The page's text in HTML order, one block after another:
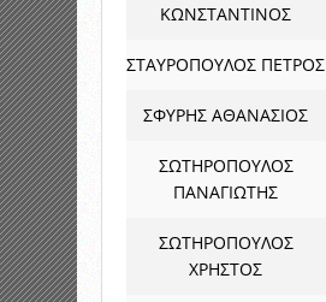
ΚΩΝΣΤΑΝΤΙΝΟΣ
ΣΤΑΥΡΟΠΟΥΛΟΣ ΠΕΤΡΟΣ
ΣΦΥΡΗΣ ΑΘΑΝΑΣΙΟΣ
ΣΩΤΗΡΟΠΟΥΛΟΣ
ΠΑΝΑΓΙΩΤΗΣ
ΣΩΤΗΡΟΠΟΥΛΟΣ
ΧΡΗΣΤΟΣ